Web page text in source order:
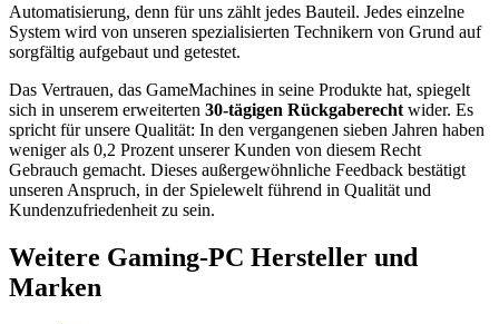
Automatisierung, denn für uns zählt jedes Bauteil. Jedes einzelne
System wird von unseren spezialisierten Technikern von Grund auf
sorgfältig aufgebaut und getestet.
Das Vertrauen, das GameMachines in seine Produkte hat, spiegelt
sich in unserem erweiterten 30-tägigen Rückgaberechtwider. Es
spricht für unsere Qualität: In den vergangenen sieben Jahren haben
weniger als 0,2 Prozent unserer Kunden von diesem Recht
Gebrauch gemacht. Dieses außergewöhnliche Feedback bestätigt
unseren Anspruch, in der Spielewelt führend in Qualität und
Kundenzufriedenheit zu sein.
Weitere Gaming-PC Hersteller und
Marken